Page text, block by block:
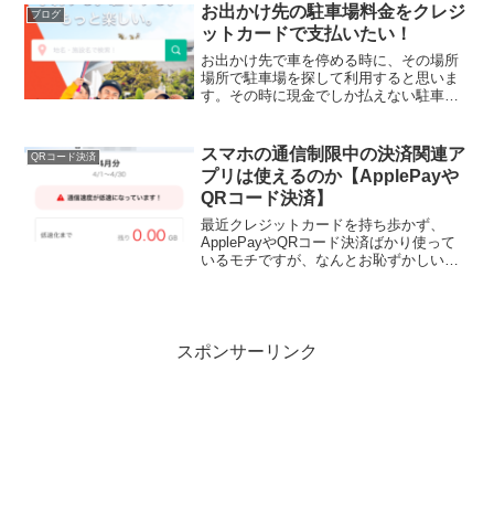
お財布からモバイルSuicaへのプリ...
ブログ
お出かけ先の駐車場料金をクレジ
ットカードで支払いたい！
お出かけ先で車を停める時に、その場所
場所で駐車場を探して利用すると思いま
す。その時に現金でしか払えない駐車場
カードで支払っておけば現金を使うこと
もないですし、割安料金で...
QRコード決済
スマホの通信制限中の決済関連ア
プリは使えるのか【ApplePayや
QRコード決済】
最近クレジットカードを持ち歩かず、
ApplePayやQRコード決済ばかり使って
いるモチですが、なんとお恥ずかしいこ
スポンサーリンク